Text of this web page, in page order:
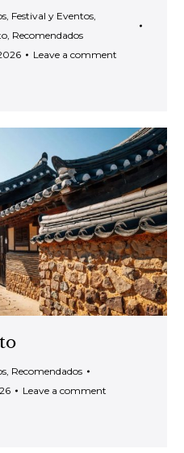
Festival y Eventos
Recomendados
Leave a comment
Recomendados
Leave a comment